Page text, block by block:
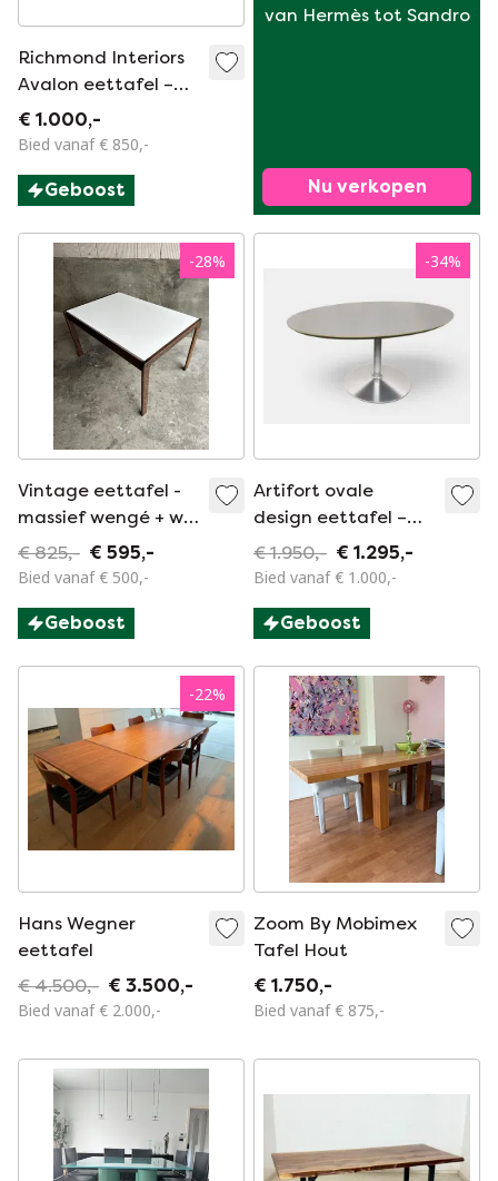
Richmond Interiors
Avalon eettafel –
230 × 100 cm |
Gloednieuw |
€ 1.000,-
Bied vanaf € 850,-
Geboost
van Hermès tot Sandro
Nu verkopen
-28%
Vintage eettafel -
massief wengé + wit
blad - Pastoe stijl
€ 825,- € 595,-
Bied vanaf € 500,-
Geboost
-34%
Artifort ovale
design eettafel –
ontwerp Pierre
Paulin
€ 1.950,- € 1.295,-
Bied vanaf € 1.000,-
Geboost
-22%
Hans Wegner
eettafel
€ 4.500,- € 3.500,-
Bied vanaf € 2.000,-
Zoom By Mobimex
Tafel Hout
€ 1.750,-
Bied vanaf € 875,-